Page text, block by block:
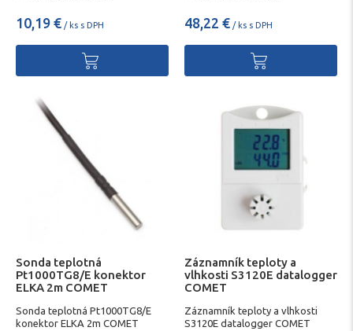
10,19 € / ks s DPH 48,22 € / ks s DPH
Sonda teplotná
Pt1000TG8/E konektor
ELKA 2m COMET
Sonda teplotná Pt1000TG8/E
konektor ELKA 2m COMET
Záznamník teploty a
vlhkosti S3120E datalogger
COMET
Záznamník teploty a vlhkosti
S3120E datalogger COMET